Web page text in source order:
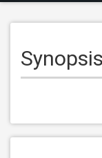
Synopsis